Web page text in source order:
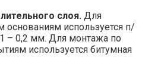
слоя. Для
используется п/
– 0,2 мм. Для монтажа по
используется битумная